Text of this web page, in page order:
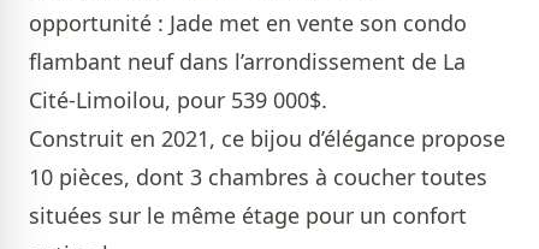
opportunité : Jade met en vente son condo
flambant neuf dans l’arrondissement de La
Cité-Limoilou, pour 539 000$.
Construit en 2021, ce bijou d’élégance propose
10 pièces, dont 3 chambres à coucher toutes
situées sur le même étage pour un confort